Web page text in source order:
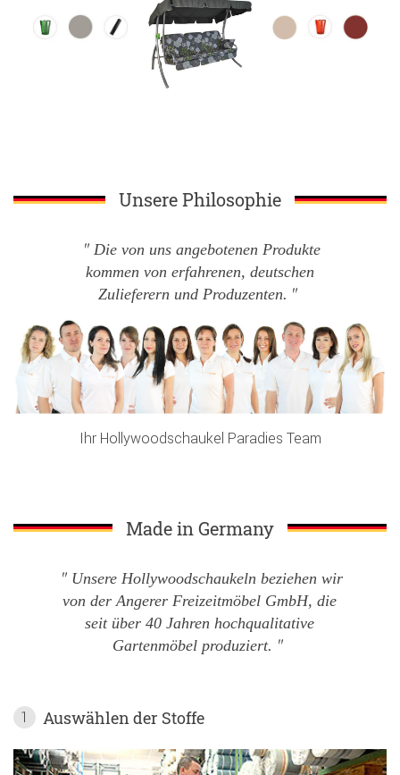
Unsere Philosophie
Die von uns angebotenen Produkte
kommen von erfahrenen, deutschen
Zulieferern und Produzenten.
Ihr Hollywoodschaukel Paradies Team
Made in Germany
Unsere Hollywoodschaukeln beziehen wir
von der Angerer Freizeitmöbel GmbH, die
seit über 40 Jahren hochqualitative
Gartenmöbel produziert.
1 Auswählen der Stoffe